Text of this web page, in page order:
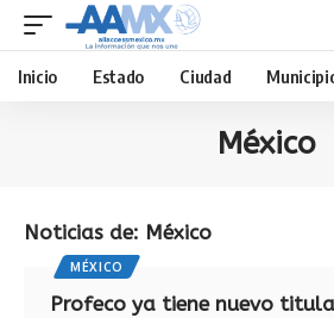
Inicio Estado Ciudad
México
Noticias de: México
MÉXICO
Profeco ya tiene nuevo